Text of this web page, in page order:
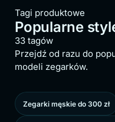
Tagi produktowe
Popularne
33 tagów
Przejdź od razu do
modeli zegarków.
Zegarki męskie do 300 zł